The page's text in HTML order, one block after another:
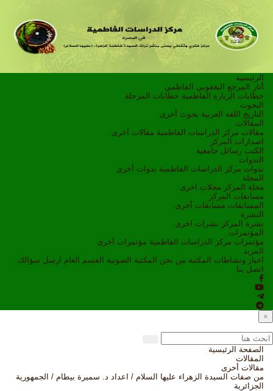
الرئيسية
أثار المرجع اليعقوبي الفاطمي
خطابات الزيارة الفاطمية خطابات المرحلة
البحوث
التاريخ
اللغة العربية بحوث أخرى
المقالات
مقالات مركز الدراسات الفاطمية مقالات أخرى
اصدارات المركز
الكتب رسائل جامعية
الندوات
ندوات مركز الدراسات الفاطمية ندوات أخرى
المجلة
مجلة المركز مجلات اخرى
مسابقات المركز
المسابقات مسابقات أخرى
النشرة
نشرة المركز نشرات اخرى
المؤتمرات
مؤتمرات مركز الدراسات الفاطمية مؤتمرات أخرى
المزيد
اخبار ونشاطات
المكتبة من نحن المكتبة الصوتية القسم العام ارسل سؤالك
اتصل بنا
×
الصفحة الرئيسية
المقالات
مقالات أخرى
من صفات السيدة الزهراء عليها السلام / اعداد د. سميرة بيطام / الجمهورية
الجزائرية